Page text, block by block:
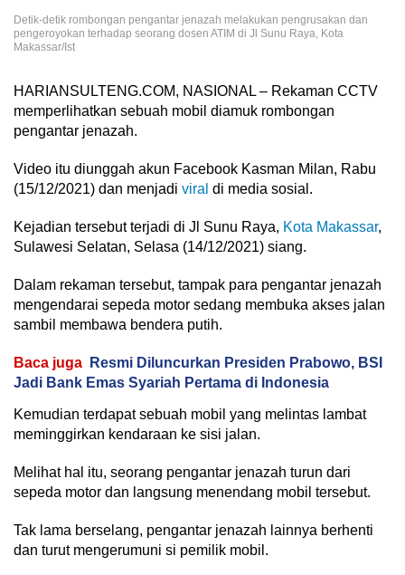
Detik-detik rombongan pengantar jenazah melakukan pengrusakan dan
pengeroyokan terhadap seorang dosen ATIM di Jl Sunu Raya, Kota
Makassar/Ist
HARIANSULTENG.COM, NASIONAL – Rekaman CCTV
memperlihatkan sebuah mobil diamuk rombongan
pengantar jenazah.
Video itu diunggah akun Facebook Kasman Milan, Rabu
(15/12/2021) dan menjadi viral di media sosial.
Kejadian tersebut terjadi di Jl Sunu Raya, Kota Makassar,
Sulawesi Selatan, Selasa (14/12/2021) siang.
Dalam rekaman tersebut, tampak para pengantar jenazah
mengendarai sepeda motor sedang membuka akses jalan
sambil membawa bendera putih.
Baca juga
Resmi Diluncurkan Presiden Prabowo, BSI
Jadi Bank Emas Syariah Pertama di Indonesia
Kemudian terdapat sebuah mobil yang melintas lambat
meminggirkan kendaraan ke sisi jalan.
Melihat hal itu, seorang pengantar jenazah turun dari
sepeda motor dan langsung menendang mobil tersebut.
Tak lama berselang, pengantar jenazah lainnya berhenti
dan turut mengerumuni si pemilik mobil.